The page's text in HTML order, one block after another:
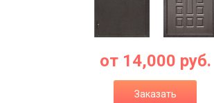
от 14,000 руб.
Заказать